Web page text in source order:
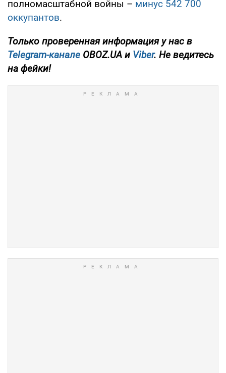
полномасштабной войны – минус 542 700
оккупантов.
Только проверенная информация у нас в
Telegram-канале OBOZ.UA и Viber. Не ведитесь
на фейки!